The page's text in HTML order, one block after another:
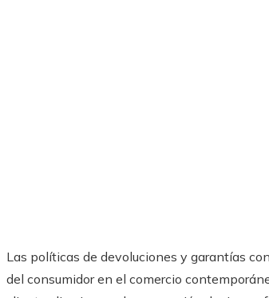
Las políticas de devoluciones y garantías
del consumidor en el comercio